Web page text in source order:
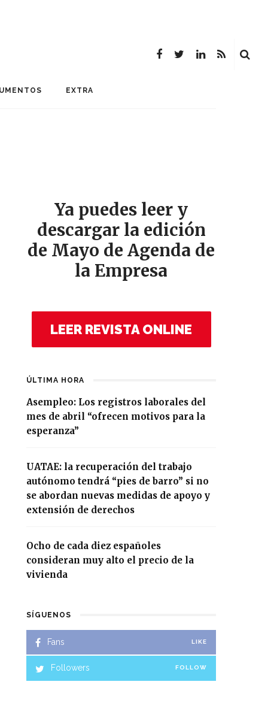
EXTRA
Ya puedes leer y
descargar la edición
de Mayo de Agenda de
la Empresa
LEER REVISTA ONLINE
ÚLTIMA HORA
Asempleo: Los registros laborales del
mes de abril “ofrecen motivos para la
esperanza”
UATAE: la recuperación del trabajo
autónomo tendrá “pies de barro” si no
se abordan nuevas medidas de apoyo y
extensión de derechos
Ocho de cada diez españoles
consideran muy alto el precio de la
vivienda
SÍGUENOS
Fans LIKE
Followers FOLLOW